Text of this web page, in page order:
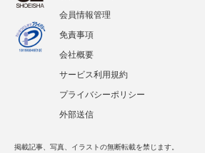
会員情報管理
免責事項
会社概要
サービス利用規約
プライバシーポリシー
外部送信
掲載記事、写真、イラストの無断転載を禁じます。